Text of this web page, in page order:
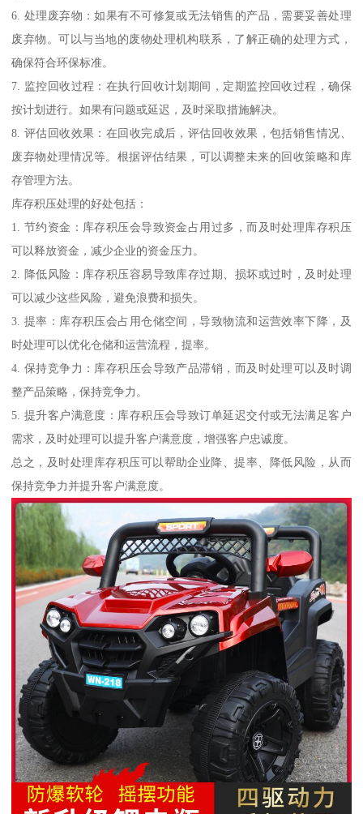
6. 处理废弃物：如果有不可修复或无法销售的产品，需要妥善处理
废弃物。可以与当地的废物处理机构联系，了解正确的处理方式，
确保符合环保标准。
7. 监控回收过程：在执行回收计划期间，定期监控回收过程，确保
按计划进行。如果有问题或延迟，及时采取措施解决。
8. 评估回收效果：在回收完成后，评估回收效果，包括销售情况、
废弃物处理情况等。根据评估结果，可以调整未来的回收策略和库
存管理方法。
库存积压处理的好处包括：
1. 节约资金：库存积压会导致资金占用过多，而及时处理库存积压
可以释放资金，减少企业的资金压力。
2. 降低风险：库存积压容易导致库存过期、损坏或过时，及时处理
可以减少这些风险，避免浪费和损失。
3. 提率：库存积压会占用仓储空间，导致物流和运营效率下降，及
时处理可以优化仓储和运营流程，提率。
4. 保持竞争力：库存积压会导致产品滞销，而及时处理可以及时调
整产品策略，保持竞争力。
5. 提升客户满意度：库存积压会导致订单延迟交付或无法满足客户
需求，及时处理可以提升客户满意度，增强客户忠诚度。
总之，及时处理库存积压可以帮助企业降、提率、降低风险，从而
保持竞争力并提升客户满意度。